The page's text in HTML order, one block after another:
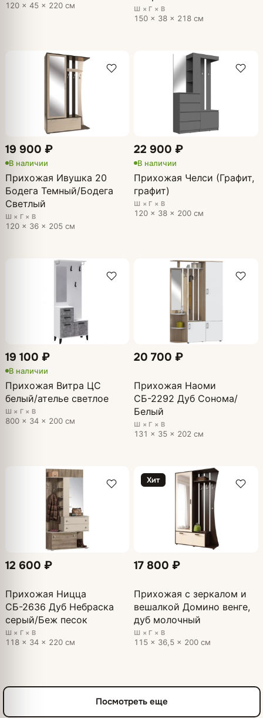
120 × 45 × 220 см Ш × Г × В
150 × 38 × 218 см
19 900 ₽
В наличии
Прихожая Ивушка 20
Бодега Темный/Бодега
Светлый
Ш × Г × В
120 × 36 × 205 см
22 900 ₽
В наличии
Прихожая Челси (Графит,
графит)
Ш × Г × В
120 × 38 × 200 см
19 100 ₽
В наличии
Прихожая Витра ЦС
белый/ателье светлое
Ш × Г × В
800 × 34 × 200 см
20 700 ₽
Прихожая Наоми
СБ-2292 Дуб Сонома/
Белый
Ш × Г × В
131 × 35 × 202 см
12 600 ₽
Прихожая Ницца
СБ-2636 Дуб Небраска
серый/Беж песок
Ш × Г × В
118 × 34 × 220 см
Хит
17 800 ₽
Прихожая с зеркалом и
вешалкой Домино венге,
дуб молочный
Ш × Г × В
115 × 36,5 × 200 см
Посмотреть еще